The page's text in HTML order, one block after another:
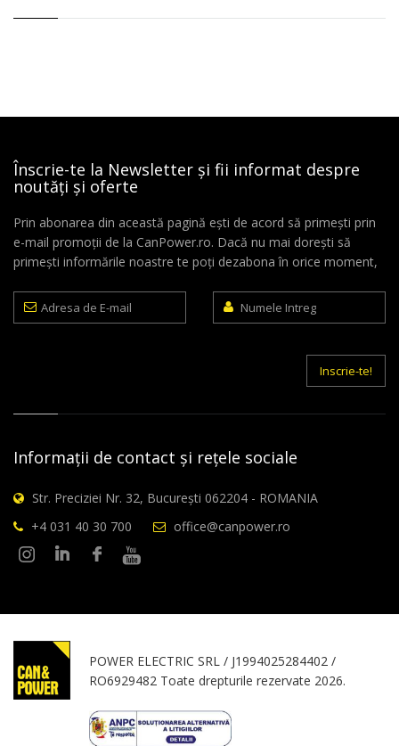
Înscrie-te la Newsletter și fii informat despre
noutăți și oferte
Prin abonarea din această pagină ești de acord să primești prin
e-mail promoții de la CanPower.ro. Dacă nu mai dorești să
primești informările noastre te poți dezabona în orice moment,
Adresa
de
Numele
Intreg
Inscrie-te!
Informații de contact și rețele sociale
Str. Preciziei Nr. 32, București 062204 - ROMANIA
+4 031 40 30 700
office@canpower.ro
POWER ELECTRIC SRL / J1994025284402 /
RO6929482 Toate drepturile rezervate 2026.